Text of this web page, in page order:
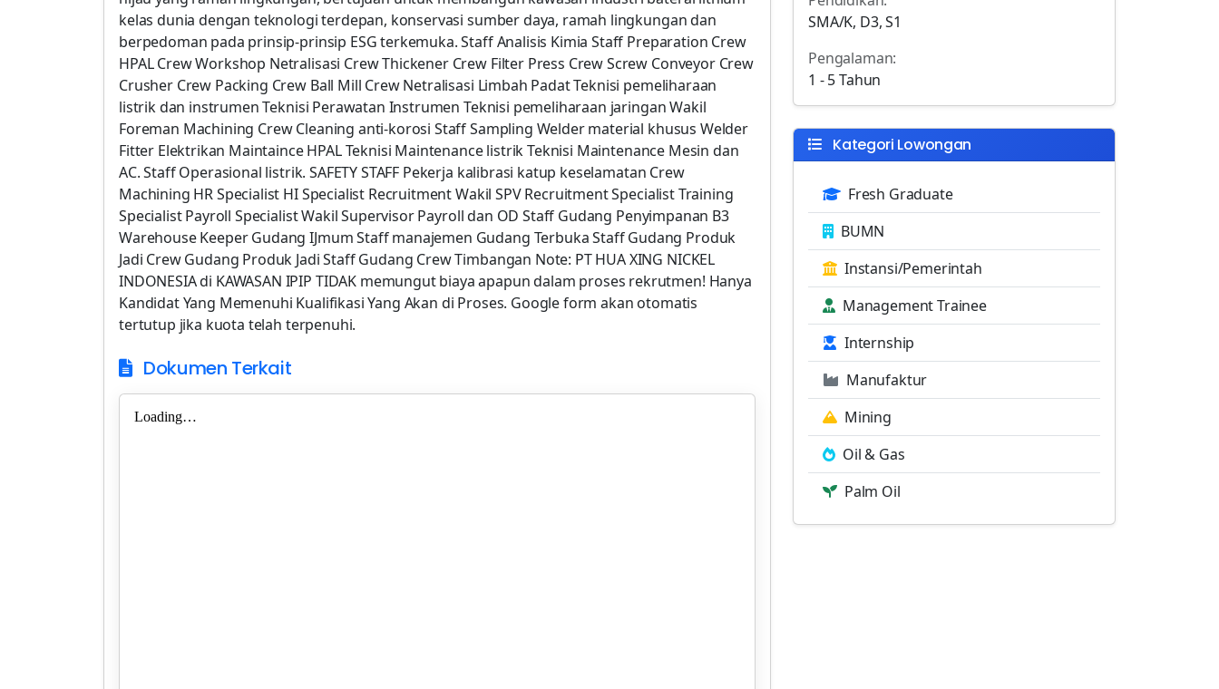
kelas dunia dengan teknologi terdepan, konservasi sumber daya, ramah lingkungan dan
berpedoman pada prinsip-prinsip ESG terkemuka. Staff Analisis Kimia Staff Preparation Crew
HPAL Crew Workshop Netralisasi Crew Thickener Crew Filter Press Crew Screw Conveyor Crew
Crusher Crew Packing Crew Ball Mill Crew Netralisasi Limbah Padat Teknisi pemeliharaan
listrik dan instrumen Teknisi Perawatan Instrumen Teknisi pemeliharaan jaringan Wakil
Foreman Machining Crew Cleaning anti-korosi Staff Sampling Welder material khusus Welder
Fitter Elektrikan Maintaince HPAL Teknisi Maintenance listrik Teknisi Maintenance Mesin dan
AC. Staff Operasional listrik. SAFETY STAFF Pekerja kalibrasi katup keselamatan Crew
Machining HR Specialist HI Specialist Recruitment Wakil SPV Recruitment Specialist Training
Specialist Payroll Specialist Wakil Supervisor Payroll dan OD Staff Gudang Penyimpanan B3
Warehouse Keeper Gudang IJmum Staff manajemen Gudang Terbuka Staff Gudang Produk
Jadi Crew Gudang Produk Jadi Staff Gudang Crew Timbangan Note: PT HUA XING NICKEL
INDONESIA di KAWASAN IPIP TIDAK memungut biaya apapun dalam proses rekrutmen! Hanya
Kandidat Yang Memenuhi Kualifikasi Yang Akan di Proses. Google form akan otomatis
tertutup jika kuota telah terpenuhi.
Dokumen Terkait
SMA/K, D3, S1
Pengalaman:
1 - 5 Tahun
Kategori Lowongan
Fresh Graduate
BUMN
Instansi/Pemerintah
Management Trainee
Internship
Manufaktur
Mining
Oil & Gas
Palm Oil